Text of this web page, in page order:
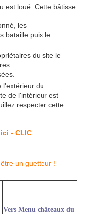
est loué. Cette bâtisse
les
bataille puis le
du site le
l'extérieur du
de l'intérieur est
respecter cette
- CLIC
Vers Menu châteaux du